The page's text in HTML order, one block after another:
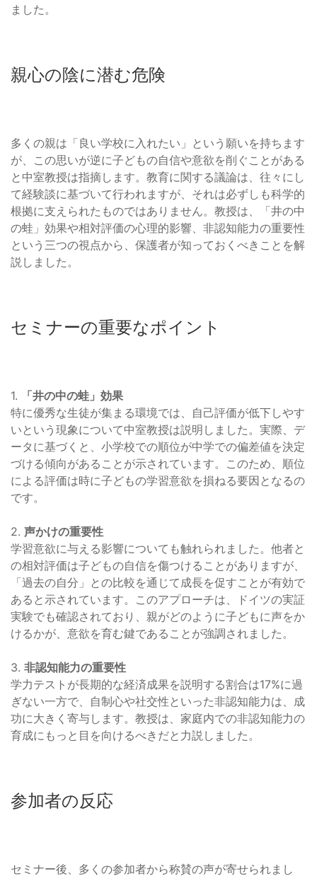
ました。
親心の陰に潜む危険
多くの親は「良い学校に入れたい」という願いを持ちます
が、この思いが逆に子どもの自信や意欲を削ぐことがある
と中室教授は指摘します。教育に関する議論は、往々にし
て経験談に基づいて行われますが、それは必ずしも科学的
根拠に支えられたものではありません。教授は、「井の中
の蛙」効果や相対評価の心理的影響、非認知能力の重要性
という三つの視点から、保護者が知っておくべきことを解
説しました。
セミナーの重要なポイント
1.
「井の中の蛙」効果
特に優秀な生徒が集まる環境では、自己評価が低下しやす
いという現象について中室教授は説明しました。実際、デ
ータに基づくと、小学校での順位が中学での偏差値を決定
づける傾向があることが示されています。このため、順位
による評価は時に子どもの学習意欲を損ねる要因となるの
です。
2. 声かけの重要性
学習意欲に与える影響についても触れられました。他者と
の相対評価は子どもの自信を傷つけることがありますが、
「過去の自分」との比較を通じて成長を促すことが有効で
あると示されています。このアプローチは、ドイツの実証
実験でも確認されており、親がどのように子どもに声をか
けるかが、意欲を育む鍵であることが強調されました。
3. 非認知能力の重要性
学力テストが長期的な経済成果を説明する割合は17%に過
ぎない一方で、自制心や社交性といった非認知能力は、成
功に大きく寄与します。教授は、家庭内での非認知能力の
育成にもっと目を向けるべきだと力説しました。
参加者の反応
セミナー後、多くの参加者から称賛の声が寄せられまし